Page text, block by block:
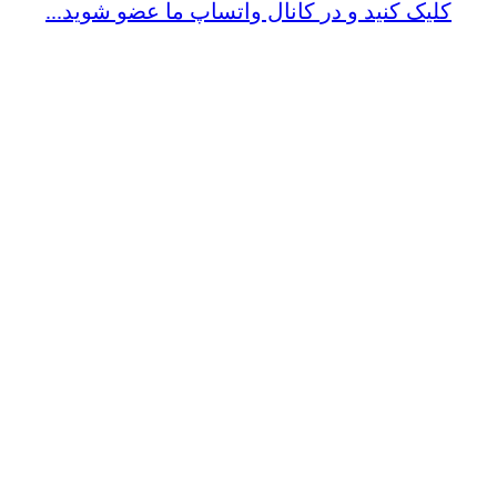
کلیک کنید و در کانال واتساپ ما عضو شوید...